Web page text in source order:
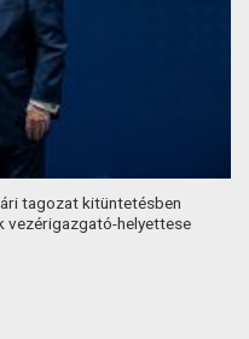
tagozat kitüntetésben
vezérigazgató-helyettese